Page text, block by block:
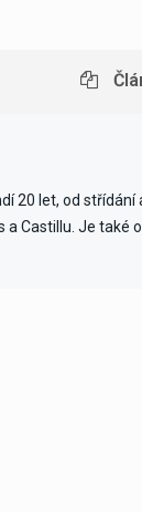
20 let, od střídání
a Castillu. Je také